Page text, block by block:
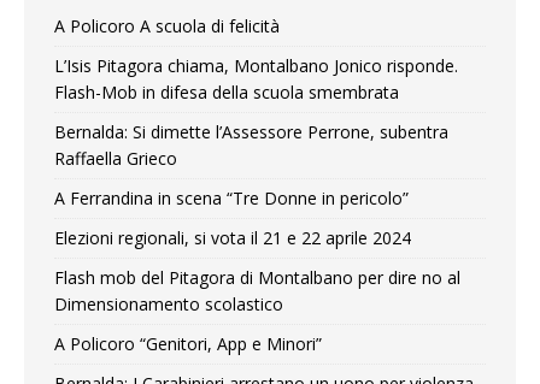
A Policoro A scuola di felicità
L’Isis Pitagora chiama, Montalbano Jonico risponde.
Flash-Mob in difesa della scuola smembrata
Bernalda: Si dimette l’Assessore Perrone, subentra
Raffaella Grieco
A Ferrandina in scena “Tre Donne in pericolo”
Elezioni regionali, si vota il 21 e 22 aprile 2024
Flash mob del Pitagora di Montalbano per dire no al
Dimensionamento scolastico
A Policoro “Genitori, App e Minori”